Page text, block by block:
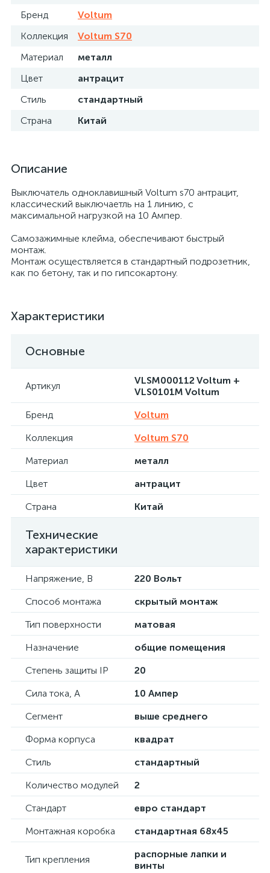
Бренд
Voltum
Коллекция
Voltum S70
Материал
металл
Цвет
антрацит
Стиль
стандартный
Страна
Китай
Описание
Выключатель одноклавишный Voltum s70 антрацит,
классический выключаетль на 1 линию, с
максимальной нагрузкой на 10 Ампер.
Самозажимные клейма, обеспечивают быстрый
монтаж.
Монтаж осуществляется в стандартный подрозетник,
как по бетону, так и по гипсокартону.
Характеристики
Основные
Артикул
VLSM000112 Voltum +
VLS0101M Voltum
Бренд
Voltum
Коллекция
Voltum S70
Материал
металл
Цвет
антрацит
Страна
Китай
Технические
характеристики
Напряжение, В
220 Вольт
Способ монтажа
скрытый монтаж
Тип поверхности
матовая
Назначение
общие помещения
Степень защиты IP
20
Сила тока, А
10 Ампер
Сегмент
выше среднего
Форма корпуса
квадрат
Стиль
стандартный
Количество модулей
2
Стандарт
евро стандарт
Монтажная коробка
стандартная 68х45
Тип крепления
распорные лапки и
винты